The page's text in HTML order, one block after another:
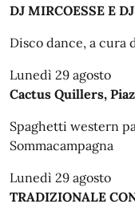
DJ MIRCOESSE E
Disco dance, a cura
Lunedì 29 agosto
Cactus Quillers,
Spaghetti western
Sommacampagna
Lunedì 29 agosto
TRADIZIONALE